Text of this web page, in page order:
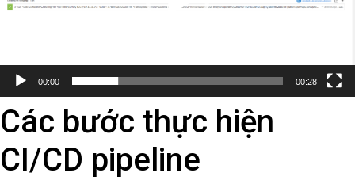
00:00 00:28
Các bước thực hiện
CI/CD pipeline